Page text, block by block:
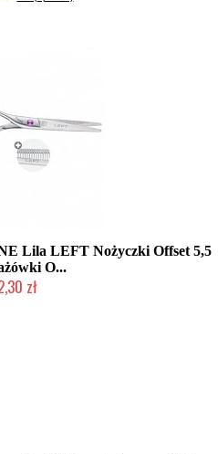
Lila LEFT Nożyczki Offset 5,5
O...
zł